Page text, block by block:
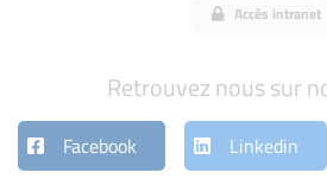
Accès intranet
Retrouvez nous sur
Facebook Linkedin